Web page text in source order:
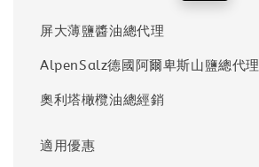
屏大薄鹽醬油總代理
AlpenSalz德國阿爾卑斯山鹽總代理
奧利塔橄欖油總經銷
適用優惠